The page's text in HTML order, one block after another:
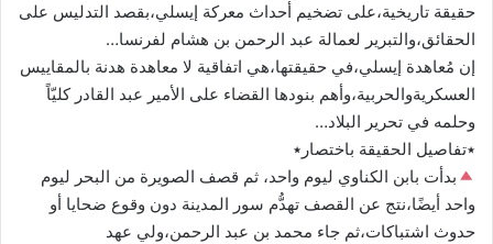
حقيقة تاريخية،على تضخيم أحداث معركة إيسلي،بقصد التدليس على
الحقائق،والتبرير لعمالة عبد الرحمن بن هشام لفرنسا…
إن مُعاهدة إيسلي،في حقيقتها،هي اتفاقية لا معاهدة هدنة بالمقاييس
العسكريةوالحربية،وأهم بنودها القضاء على الأمير عبد القادر كليّاً
وحلمه في تحرير البلاد…
٭تفاصيل الحقيقة باختصار٭
بدأت بابن الكناوي ليوم واحد، ثم قصف الصويرة من البحر ليوم
واحد أيضًا،نتج عن القصف تهدُّم سور المدينة دون وقوع ضحايا أو
حدوث اشتباكات،ثم جاء محمد بن عبد الرحمن،ولي عهد